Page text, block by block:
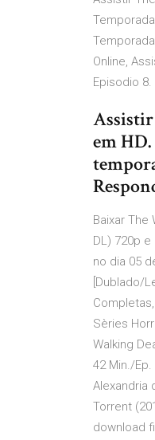
Online,
Episodio 8.
Assistir
em HD.
Baixar The
DL) 720p
no dia 05
[Dublado/
Sèries
Walking
42 Min./
Alexandria
Torrent
download